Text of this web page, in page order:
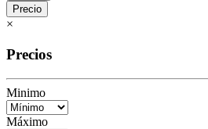
Precio
×
Precios
Minimo
Máximo